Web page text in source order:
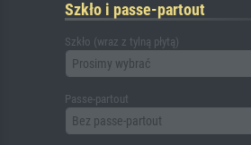
Szkło i passe-partout
Szkło (wraz z tylną płytą)
Prosimy wybrać
Passe-partout
Bez passe-partout